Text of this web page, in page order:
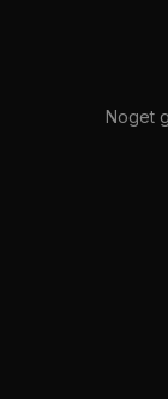
Noget